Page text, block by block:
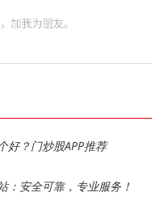
好？门炒股APP推荐
：安全可靠，专业服务！